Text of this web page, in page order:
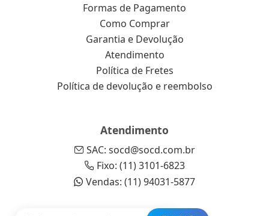
Formas de Pagamento
Como Comprar
Garantia e Devolução
Atendimento
Política de Fretes
Política de devolução e reembolso
Atendimento
SAC: socd@socd.com.br
Fixo: (11) 3101-6823
Vendas: (11) 94031-5877